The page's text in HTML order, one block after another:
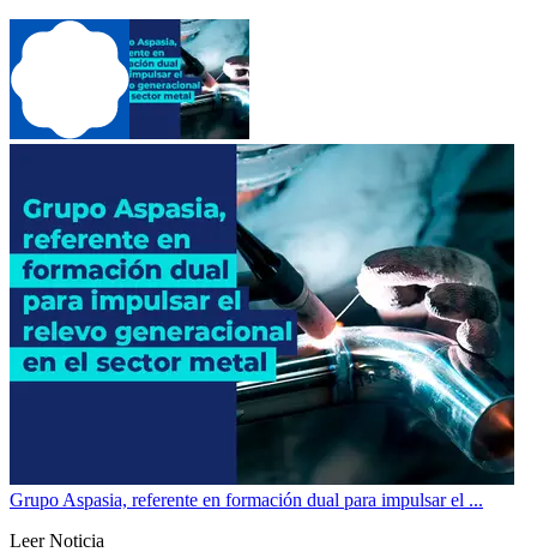
Grupo Aspasia, referente en formación dual para impulsar el ...
Leer Noticia